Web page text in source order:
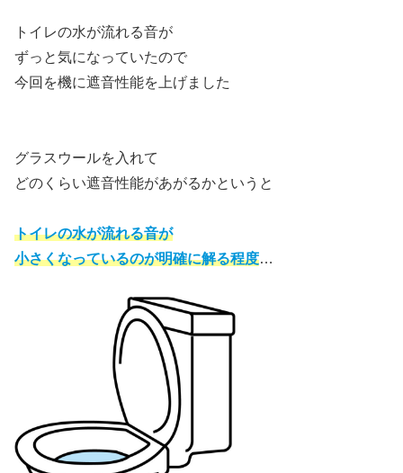
トイレの水が流れる音が
ずっと気になっていたので
今回を機に遮音性能を上げました
グラスウールを入れて
どのくらい遮音性能があがるかというと
トイレの水が流れる音が
小さくなっているのが明確に解る程度…